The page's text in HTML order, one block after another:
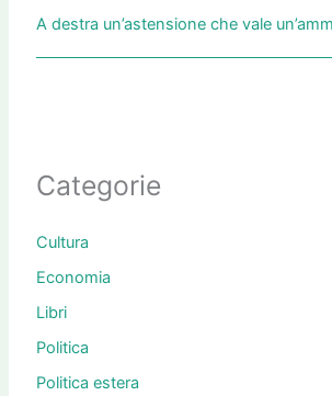
A destra un’astensione che vale
Categorie
Cultura
Economia
Libri
Politica
Politica estera